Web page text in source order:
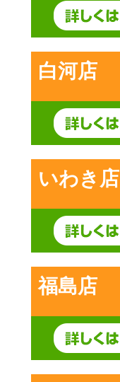
白河店
いわき店
福島店